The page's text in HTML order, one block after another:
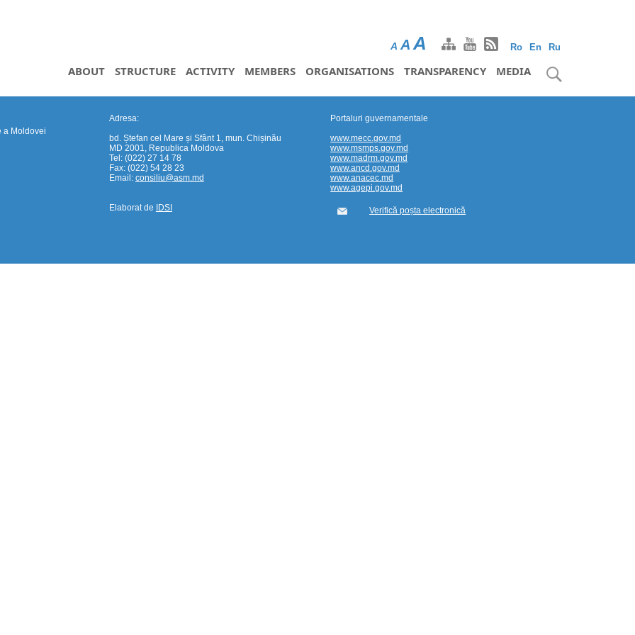
Ro En Ru
A A A
ABOUT STRUCTURE ACTIVITY MEMBERS ORGANISATIONS TRANSPARENCY MEDIA
a Moldovei
Adresa:
bd. Ștefan cel Mare și Sfânt 1, mun. Chișinău
MD 2001, Republica Moldova
Tel: (022) 27 14 78
Fax: (022) 54 28 23
Email: consiliu@asm.md
Elaborat de IDSI
Portaluri guvernamentale
www.mecc.gov.md
www.msmps.gov.md
www.madrm.gov.md
www.ancd.gov.md
www.anacec.md
www.agepi.gov.md
Verifică poșta electronică